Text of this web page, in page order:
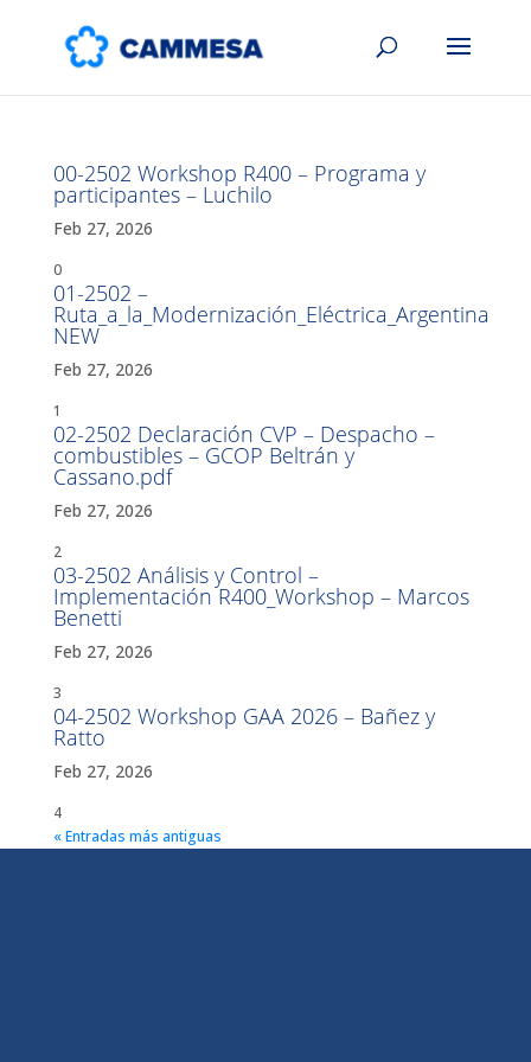
00-2502 Workshop R400 – Programa y
participantes – Luchilo
Feb 27, 2026
0
01-2502 –
Ruta_a_la_Modernización_Eléctrica_Argentina
NEW
Feb 27, 2026
1
02-2502 Declaración CVP – Despacho –
combustibles – GCOP Beltrán y
Cassano.pdf
Feb 27, 2026
2
03-2502 Análisis y Control –
Implementación R400_Workshop – Marcos
Benetti
Feb 27, 2026
3
04-2502 Workshop GAA 2026 – Bañez y
Ratto
Feb 27, 2026
4
« Entradas más antiguas